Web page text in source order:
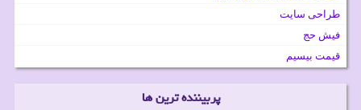
طراحی سایت
فیش حج
قیمت بیسیم
پربیننده ترین ها